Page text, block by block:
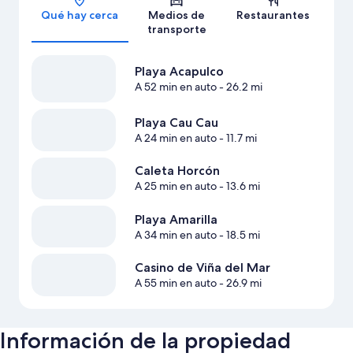
Qué hay cerca
Medios de
transporte
Restaurantes
Playa Acapulco
A 52 min en auto- 26.2 mi
Playa Cau Cau
A 24 min en auto- 11.7 mi
Caleta Horcón
A 25 min en auto- 13.6 mi
Playa Amarilla
A 34 min en auto- 18.5 mi
Casino de Viña del Mar
A 55 min en auto- 26.9 mi
Información de la propiedad